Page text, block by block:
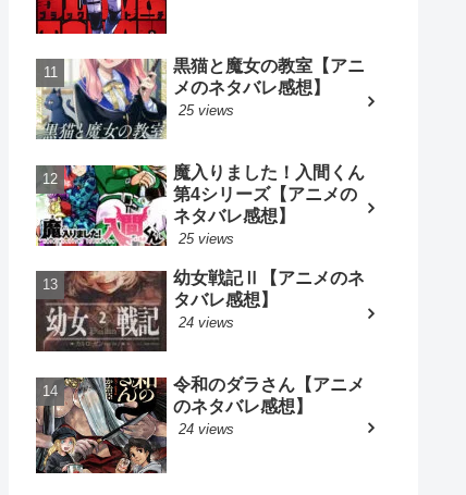
黒猫と魔女の教室【アニ
メのネタバレ感想】
25 views
魔入りました！入間くん
第4シリーズ【アニメの
ネタバレ感想】
25 views
幼女戦記Ⅱ【アニメのネ
タバレ感想】
24 views
令和のダラさん【アニメ
のネタバレ感想】
24 views